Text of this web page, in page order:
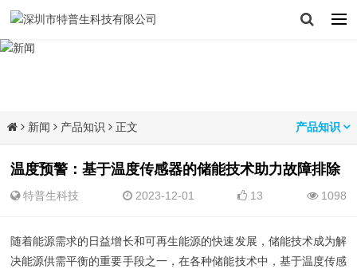
新闻 产品知识 正文 产品知识
温度预警：基于温度传感器的储能技术助力故障排除
特普生科技 2023-12-01 13 1098
随着能源需求的日益增长和可再生能源的快速发展，储能技术成为解
决能源供需平衡的重要手段之一，在各种储能技术中，基于温度传感